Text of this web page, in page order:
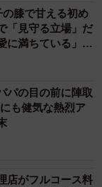
感じです」
すよね！でもよ
想を教えてくだ
ました。急に
…。紐を噛みた
膝で甘える初め
「見守る立場」だ
満ちている」
パの目の前に陣取
も健気な熱烈ア
店がフルコース料